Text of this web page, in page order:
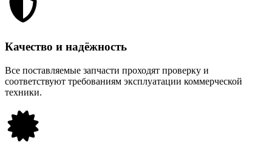
Качество и надёжность
Все поставляемые запчасти проходят проверку и
соответствуют требованиям эксплуатации коммерческой
техники.